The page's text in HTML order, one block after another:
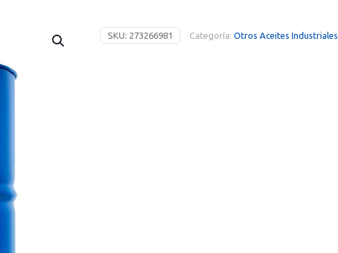
SKU: 273266981 Categoría: Otros Aceites Industriales